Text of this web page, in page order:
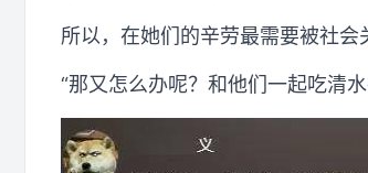
所以，在她们的辛劳最需要被社会
“那又怎么办呢？和他们一起吃清